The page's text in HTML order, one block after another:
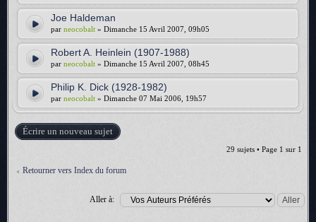
Joe Haldeman
par neocobalt » Dimanche 15 Avril 2007, 09h05
Robert A. Heinlein (1907-1988)
par neocobalt » Dimanche 15 Avril 2007, 08h45
Philip K. Dick (1928-1982)
par neocobalt » Dimanche 07 Mai 2006, 19h57
Écrire un nouveau sujet
29 sujets • Page 1 sur 1
Retourner vers Index du forum
Aller à: